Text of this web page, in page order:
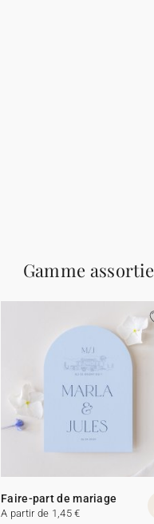
Gamme assortie
Faire-part de mariage
A partir de 1,45 €